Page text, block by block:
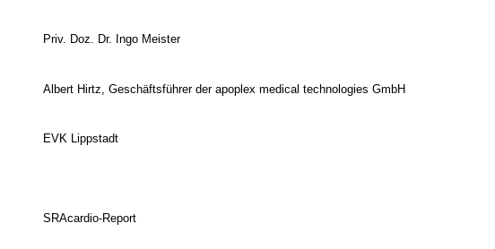
Priv. Doz. Dr. Ingo Meister
Albert Hirtz, Geschäftsführer der apoplex medical technologies GmbH
EVK Lippstadt
SRAcardio-Report